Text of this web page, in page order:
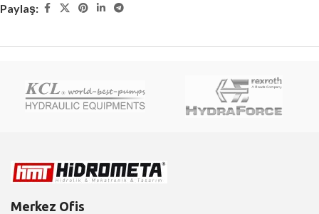
Paylaş:
Merkez Ofis